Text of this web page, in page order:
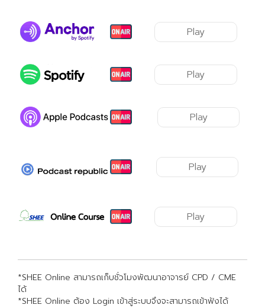
Play
Play
Play
Play
Play
*SHEE Online สามารถเก็บชั่วโมงพัฒนาอาจารย์ CPD / CME
ได้
*SHEE Online ต้อง Login เข้าสู่ระบบจึงจะสามารถเข้าฟังได้